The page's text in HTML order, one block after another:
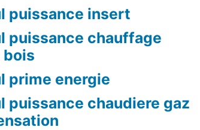
puissance insert
puissance chauffage
bois
prime energie
puissance chaudiere gaz